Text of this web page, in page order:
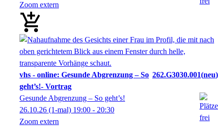
Zoom extern
vhs - online: Gesunde Abgrenzung – So
geht’s!- Vortrag
262.G3030.001 neu
Gesunde Abgrenzung – So geht’s!
26.10.26 (1-mal) 19:00 - 20:30
Zoom extern